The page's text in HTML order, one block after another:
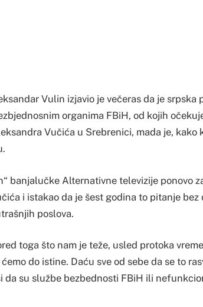
Vulin izjavio je večeras da je srpska
organima FBiH, od kojih
Vučića u Srebrenici, mada je, kako
banjalučke Alternativne televizije ponovo
i istakao da je šest godina to pitanje bez
poslova.
toga što nam je teže, usled protoka
do istine. Daću sve od sebe da se to
da su službe bezbednosti FBiH ili